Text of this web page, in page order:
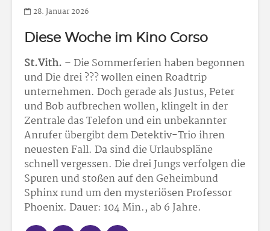
28. Januar 2026
Diese Woche im Kino Corso
St.Vith. – Die Sommerferien haben begonnen
und Die drei ??? wollen einen Roadtrip
unternehmen. Doch gerade als Justus, Peter
und Bob aufbrechen wollen, klingelt in der
Zentrale das Telefon und ein unbekannter
Anrufer übergibt dem Detektiv-Trio ihren
neuesten Fall. Da sind die Urlaubspläne
schnell vergessen. Die drei Jungs verfolgen die
Spuren und stoßen auf den Geheimbund
Sphinx rund um den mysteriösen Professor
Phoenix. Dauer: 104 Min., ab 6 Jahre.